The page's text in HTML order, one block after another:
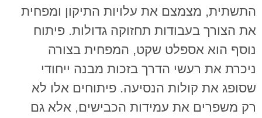
התשתית, מצמצם את עלויות התיקון ומפחית
את הצורך בעבודות תחזוקה גדולות. פיתוח
נוסף הוא אספלט שקט, המפחית בצורה
ניכרת את רעשי הדרך בזכות מבנה ייחודי
שסופג את קולות הנסיעה. פיתוחים אלו לא
רק משפרים את עמידות הכבישים, אלא גם